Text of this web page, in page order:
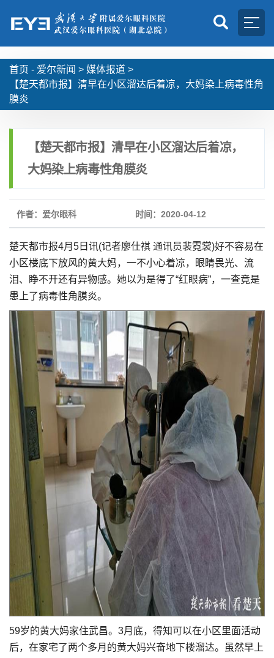
首页 - 爱尔新闻 > 媒体报道 >
【楚天都市报】清早在小区溜达后着凉，大妈染上病毒性角
膜炎
【楚天都市报】清早在小区溜达后着凉，
大妈染上病毒性角膜炎
作者：爱尔眼科 时间：2020-04-12
楚天都市报4月5日讯(记者廖仕祺 通讯员裴霓裳)好不容易在
小区楼底下放风的黄大妈，一不小心着凉，眼睛畏光、流
泪、睁不开还有异物感。她以为是得了“红眼病”，一查竟是
患上了病毒性角膜炎。
59岁的黄大妈家住武昌。3月底，得知可以在小区里面活动
后，在家宅了两个多月的黄大妈兴奋地下楼溜达。虽然早上